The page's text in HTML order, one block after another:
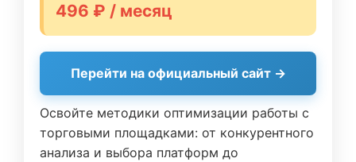
496 ₽ / месяц
Перейти на официальный сайт →
Освойте методики оптимизации работы с
торговыми площадками: от конкурентного
анализа и выбора платформ до